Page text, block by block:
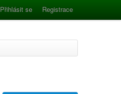
Přihlásit se Registrace